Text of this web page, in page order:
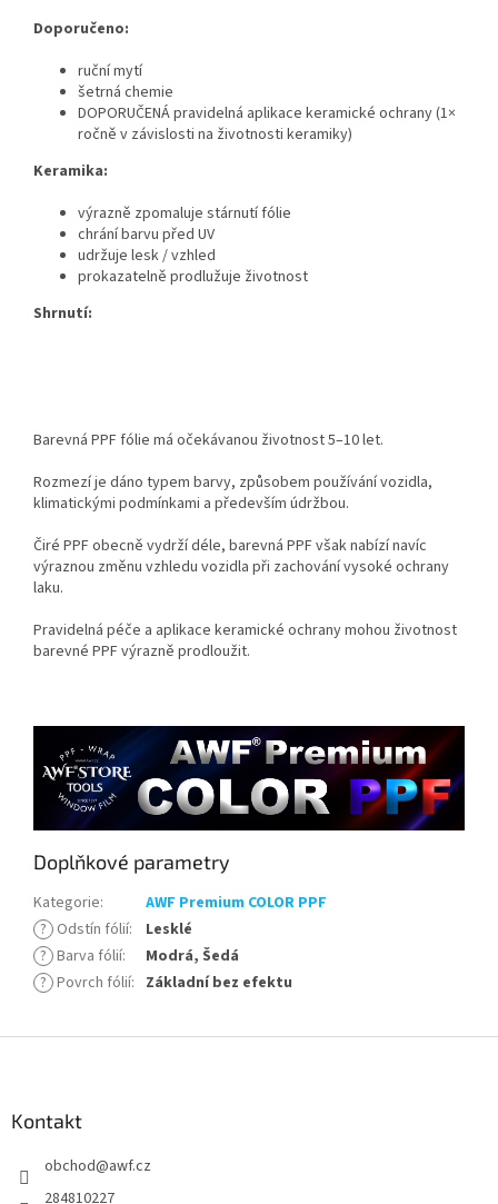
Doporučeno:
ruční mytí
šetrná chemie
DOPORUČENÁ pravidelná aplikace keramické ochrany (1×
ročně v závislosti na životnosti keramiky)
Keramika:
výrazně zpomaluje stárnutí fólie
chrání barvu před UV
udržuje lesk / vzhled
prokazatelně prodlužuje životnost
Shrnutí:
Barevná PPF fólie má očekávanou životnost 5–10 let.
Rozmezí je dáno typem barvy, způsobem používání vozidla,
klimatickými podmínkami a především údržbou.
Čiré PPF obecně vydrží déle, barevná PPF však nabízí navíc
výraznou změnu vzhledu vozidla při zachování vysoké ochrany
laku.
Pravidelná péče a aplikace keramické ochrany mohou životnost
barevné PPF výrazně prodloužit.
Doplňkové parametry
Kategorie:
AWF Premium COLOR PPF
? Odstín fólií:
Lesklé
? Barva fólií:
Modrá, Šedá
? Povrch fólií: Základní bez efektu
Kontakt
obchod@awf.cz
284810227